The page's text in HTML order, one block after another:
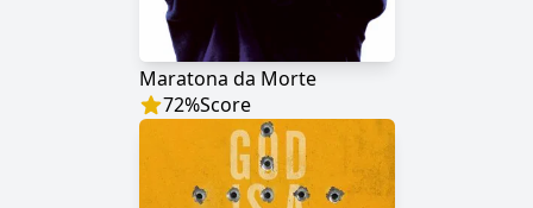
Maratona da Morte
72%Score